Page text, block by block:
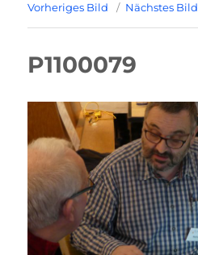
Vorheriges Bild Nächstes Bild
P1100079